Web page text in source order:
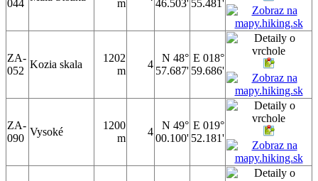
044
m
46.503' 55.481'
ZA-
052
Kozia skala
1202
m
4
N 48°
57.687'
E 018°
59.686'
ZA-
090
Vysoké
1200
m
4
N 49°
00.100'
E 019°
52.181'